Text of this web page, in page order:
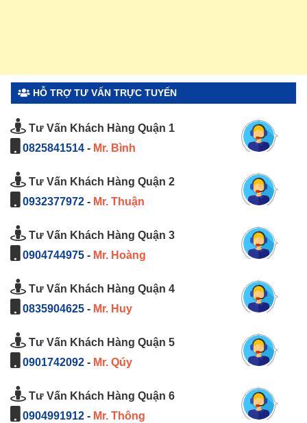
HỖ TRỢ TƯ VẤN TRỰC TUYẾN
Tư Vấn Khách Hàng Quận 1
0825841514 - Mr. Bình
Tư Vấn Khách Hàng Quận 2
0932377972 - Mr. Thuận
Tư Vấn Khách Hàng Quận 3
0904744975 - Mr. Hoàng
Tư Vấn Khách Hàng Quận 4
0835904625 - Mr. Huy
Tư Vấn Khách Hàng Quận 5
0901742092 - Mr. Qúy
Tư Vấn Khách Hàng Quận 6
0904991912 - Mr. Thông